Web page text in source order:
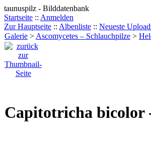
taunuspilz - Bilddatenbank
Startseite :: Anmelden
Zur Hauptseite :: Albenliste :: Neueste
Galerie > Ascomycetes – Schlauchpilze >
Capitotricha bicolor